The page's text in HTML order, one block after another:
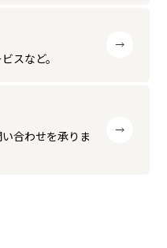
スなど。
合わせを承りま